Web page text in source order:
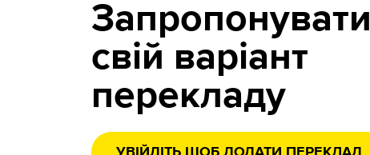
Запропонувати
свій варіант
перекладу